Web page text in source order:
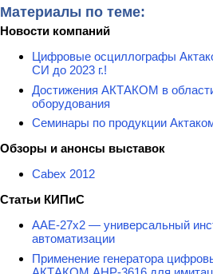
Материалы по теме:
Новости компаний
Цифровые осциллографы
СИ до 2023 г.!
Достижения АКТАКОМ в
оборудования
Семинары по продукции
Обзоры и анонсы выставок
Cabex 2012
Статьи КИПиС
ААЕ-27x2 — универсальный
автоматизации
Применение генератора